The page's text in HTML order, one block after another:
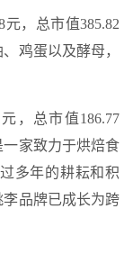
元，总市值385.82
鸡蛋以及酵母，
，总市值186.77
家致力于烘焙食
多年的耕耘和积
品牌已成长为跨